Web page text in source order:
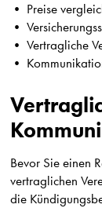
• Preise
•
• Vertragliche
•
Bevor Sie einen
vertraglichen
die